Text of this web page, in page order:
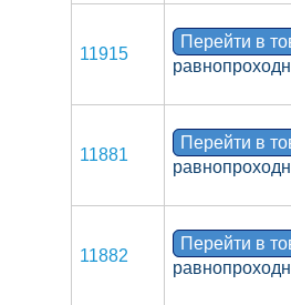
11915
Перейти в
11881
Перейти в
11882
Перейти в